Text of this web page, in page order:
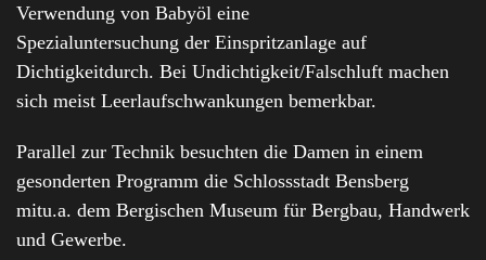
Verwendung von Babyöl eine
Spezialuntersuchung der Einspritzanlage auf
Dichtigkeitdurch. Bei Undichtigkeit/Falschluft machen
sich meist Leerlaufschwankungen bemerkbar.
Parallel zur Technik besuchten die Damen in einem
gesonderten Programm die Schlossstadt Bensberg
mitu.a. dem Bergischen Museum für Bergbau, Handwerk
und Gewerbe.